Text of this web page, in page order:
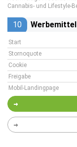
Cannabis- und Lifestyle-
10 Werbemittel
Start
Stornoquote
Cookie
Freigabe
Mobil-Landingpage